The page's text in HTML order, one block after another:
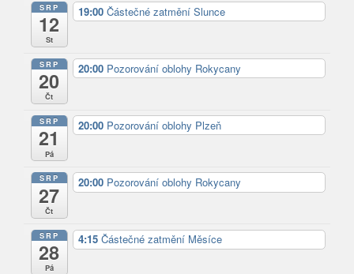
SRP
12
St
19:00 Částečné zatmění Slunce
SRP
20
Čt
20:00 Pozorování oblohy Rokycany
SRP
21
Pá
20:00 Pozorování oblohy Plzeň
SRP
27
Čt
20:00 Pozorování oblohy Rokycany
SRP
28
Pá
4:15 Částečné zatmění Měsíce